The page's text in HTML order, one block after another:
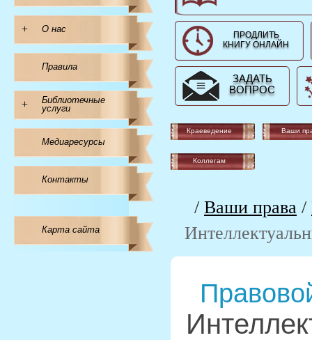
+ О нас
Правила
+
Библиотечные
услуги
Медиаресурсы
Контакты
Карта сайта
ПРОДЛИТЬ
КНИГУ ОНЛАЙН
ЗАДАТЬ
ВОПРОС
Краеведение Ваши
Коллегам
/ Ваши права /